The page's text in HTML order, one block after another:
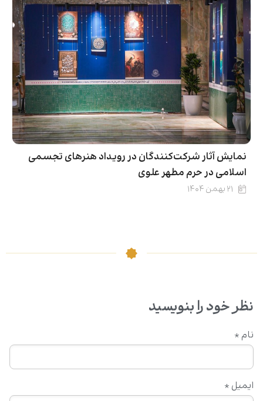
نمایش آثار شرکت‌کنندگان در رویداد هنرهای تجسمی
اسلامی در حرم مطهر علوی
۲۱ بهمن ۱۴۰۴
نظر خود را بنویسید
نام *
ایمیل *